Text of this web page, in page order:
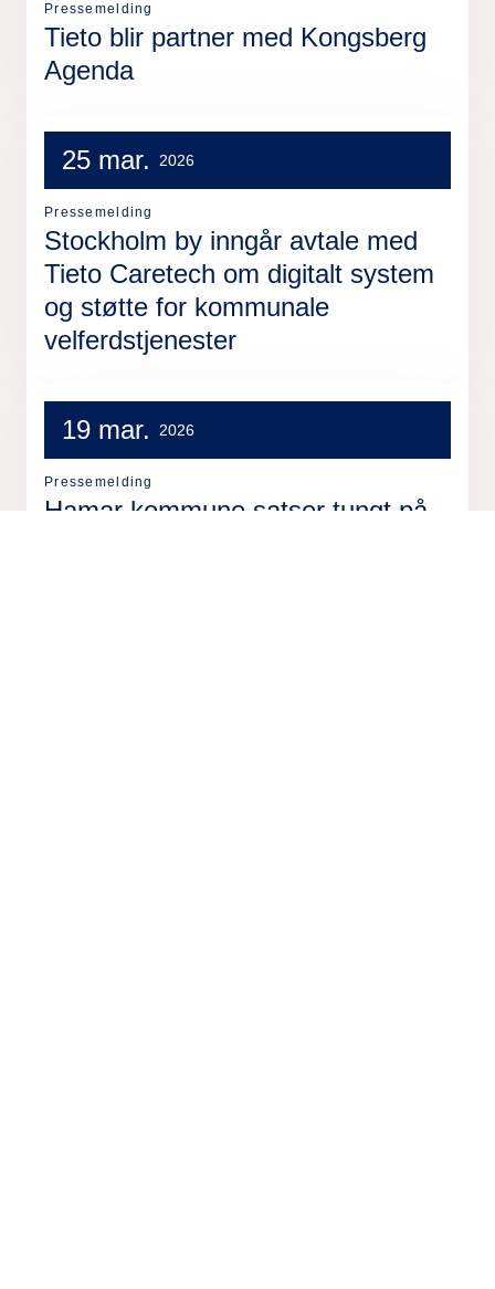
Pressemelding
Tieto blir partner med Kongsberg
Agenda
25 mar. 2026
Pressemelding
Stockholm by inngår avtale med
Tieto Caretech om digitalt system
og støtte for kommunale
velferdstjenester
19 mar. 2026
Pressemelding
Hamar kommune satser tungt på